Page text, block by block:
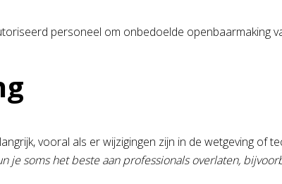
personeel om onbedoelde openbaarmaking
vooral als er wijzigingen zijn in de wetgeving of
je soms het beste aan professionals overlaten,